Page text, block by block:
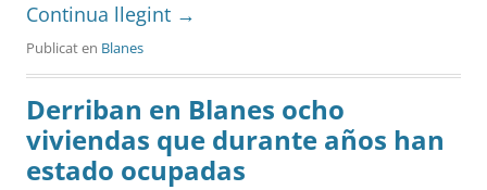
Continua llegint →
Publicat en Blanes
Derriban en Blanes ocho
viviendas que durante años han
estado ocupadas